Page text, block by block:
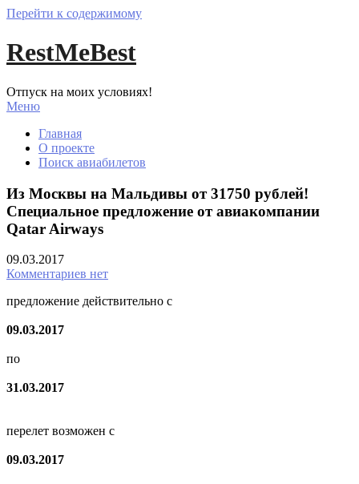
Перейти к содержимому
RestMeBest
Отпуск на моих условиях!
Меню
Главная
О проекте
Поиск авиабилетов
Из Москвы на Мальдивы от 31750 рублей!
Специальное предложение от авиакомпании
Qatar Airways
09.03.2017
Комментариев нет
предложение действительно с
09.03.2017
по
31.03.2017
перелет возможен с
09.03.2017